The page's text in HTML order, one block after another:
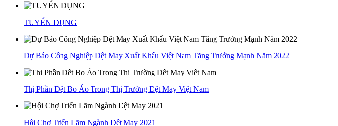
TUYỂN DỤNG
Dự Báo Công Nghiệp Dệt May Xuất Khẩu Việt Nam Tăng Trưởng Mạnh Năm 2022
Thị Phần Dệt Bo Áo Trong Thị Trường Dệt May Việt Nam
Hội Chợ Triển Lãm Ngành Dệt May 2021